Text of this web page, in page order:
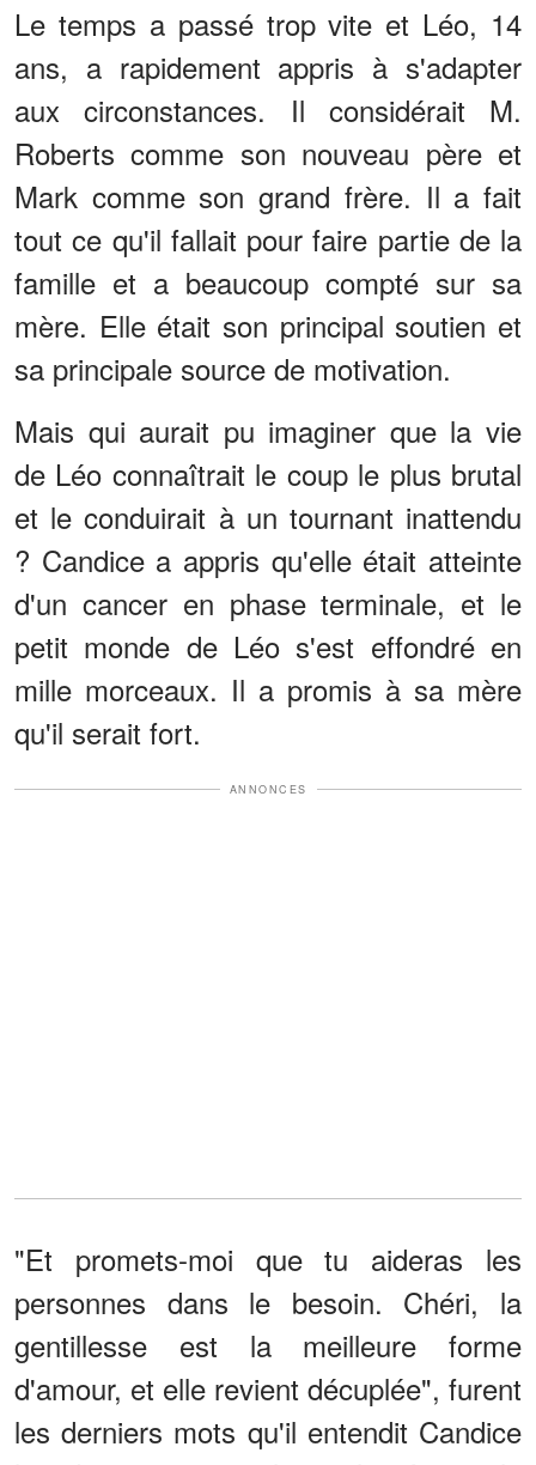
Le temps a passé trop vite et Léo, 14
ans, a rapidement appris à s'adapter
aux circonstances. Il considérait M.
Roberts comme son nouveau père et
Mark comme son grand frère. Il a fait
tout ce qu'il fallait pour faire partie de la
famille et a beaucoup compté sur sa
mère. Elle était son principal soutien et
sa principale source de motivation.
Mais qui aurait pu imaginer que la vie
de Léo connaîtrait le coup le plus brutal
et le conduirait à un tournant inattendu
? Candice a appris qu'elle était atteinte
d'un cancer en phase terminale, et le
petit monde de Léo s'est effondré en
mille morceaux. Il a promis à sa mère
qu'il serait fort.
ANNONCES
"Et promets-moi que tu aideras les
personnes dans le besoin. Chéri, la
gentillesse est la meilleure forme
d'amour, et elle revient décuplée", furent
les derniers mots qu'il entendit Candice